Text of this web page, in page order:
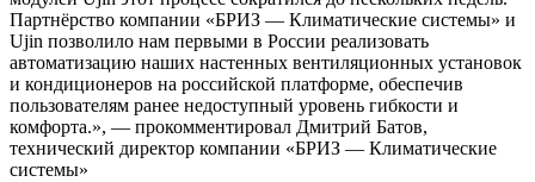
Партнёрство компании «БРИЗ — Климатические системы» и
Ujin позволило нам первыми в России реализовать
автоматизацию наших настенных вентиляционных установок
и кондиционеров на российской платформе, обеспечив
пользователям ранее недоступный уровень гибкости и
комфорта.», — прокомментировал Дмитрий Батов,
технический директор компании «БРИЗ — Климатические
системы»